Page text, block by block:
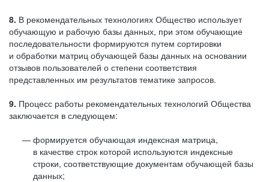
8. В рекомендательных технологиях Общество использует
обучающую и рабочую базы данных, при этом обучающие
последовательности формируются путем сортировки
и обработки матриц обучающей базы данных на основании
отзывов пользователей о степени соответствия
представленных им результатов тематике запросов.
9. Процесс работы рекомендательных технологий Общества
заключается в следующем:
формируется обучающая индексная матрица,
в качестве строк которой используются индексные
строки, соответствующие документам обучающей базы
данных;